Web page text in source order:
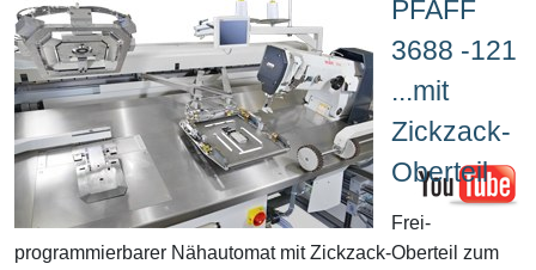
PFAFF
3688 -121
...mit
Zickzack-
Oberteil
Frei-
programmierbarer Nähautomat mit Zickzack-Oberteil zum